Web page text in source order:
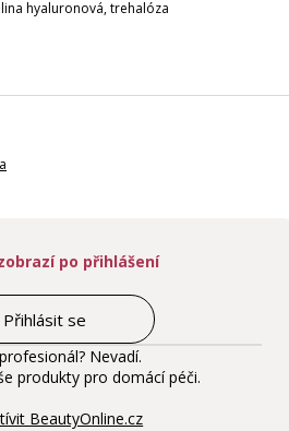
hyaluronová, trehalóza
po přihlášení
Přihlásit se
Nevadí.
produkty pro domácí péči.
BeautyOnline.cz